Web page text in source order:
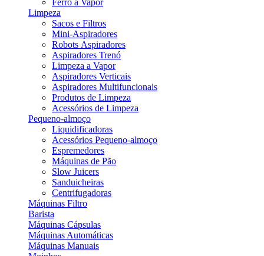
Ferro a Vapor
Limpeza
Sacos e Filtros
Mini-Aspiradores
Robots Aspiradores
Aspiradores Trenó
Limpeza a Vapor
Aspiradores Verticais
Aspiradores Multifuncionais
Produtos de Limpeza
Acessórios de Limpeza
Pequeno-almoço
Liquidificadoras
Acessórios Pequeno-almoço
Espremedores
Máquinas de Pão
Slow Juicers
Sanduicheiras
Centrifugadoras
Máquinas Filtro
Barista
Máquinas Cápsulas
Máquinas Automáticas
Máquinas Manuais